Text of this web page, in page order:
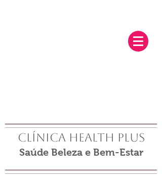
Clínica Health Plus
Saúde Beleza e Bem-Estar